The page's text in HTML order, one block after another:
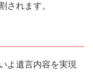
されます。
よ遺言内容を実現